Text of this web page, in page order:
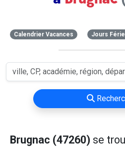
Calendrier Vacances Jours
Brugnac (47260) se